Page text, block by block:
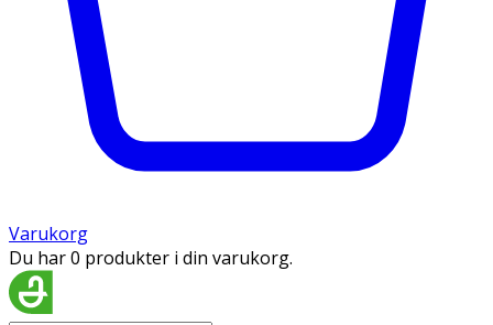
Varukorg
Du har 0 produkter i din varukorg.